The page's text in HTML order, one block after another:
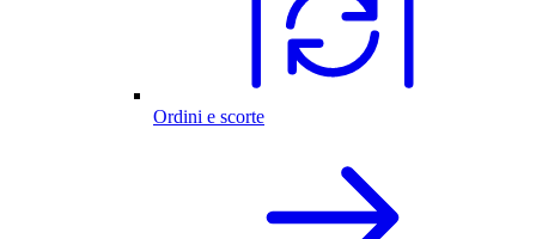
Ordini e scorte